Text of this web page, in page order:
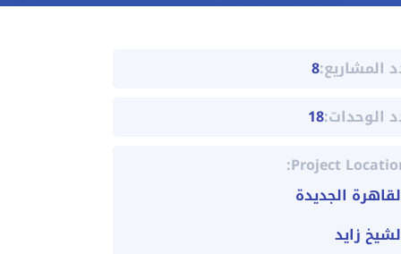
المشاريع:8
الوحدات:18
Project
الجديدة
زايد